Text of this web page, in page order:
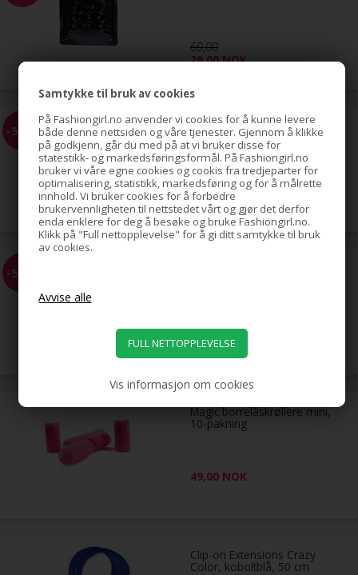
Samtykke til bruk av cookies
På Fashiongirl.no anvender vi cookies for å kunne levere
både denne nettsiden og våre tjenester. Gjennom å klikke
på godkjenn, går du med på at vi bruker disse for
statestikk- og markedsføringsformål. På Fashiongirl.no
bruker vi våre egne cookies og cookis fra tredjeparter for
optimalisering, statistikk, markedsføring og for å målrette
innhold. Vi bruker cookies for å forbedre
brukervennligheten til nettstedet vårt og gjør det derfor
enda enklere for deg å besøke og bruke Fashiongirl.no.
Klikk på "Full nettopplevelse" for å gi ditt samtykke til bruk
av cookies.
Vis informasjon om cookies
69,00
29,00NOK
-58% EZ Combs elastisk hårkam,
sølv
69,00
29,00NOK
-58%
69,00
29,00NOK
Magic borrelåskrøllere mini,
10-pakning
49,00 NOK
Clip-on Extensions Crazy
Color, koboltblå, 50 cm